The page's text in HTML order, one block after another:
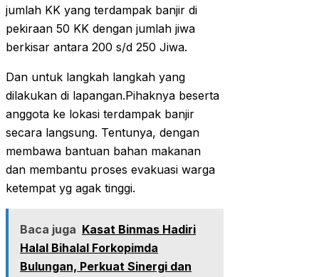
jumlah KK yang terdampak banjir di
pekiraan 50 KK dengan jumlah jiwa
berkisar antara 200 s/d 250 Jiwa.
Dan untuk langkah langkah yang
dilakukan di lapangan.Pihaknya beserta
anggota ke lokasi terdampak banjir
secara langsung. Tentunya, dengan
membawa bantuan bahan makanan
dan membantu proses evakuasi warga
ketempat yg agak tinggi.
Baca juga Kasat Binmas Hadiri
Halal Bihalal Forkopimda
Bulungan, Perkuat Sinergi dan